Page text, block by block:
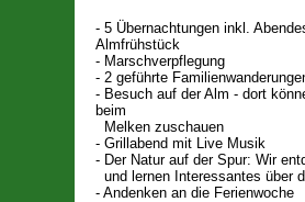
- 5 Übernachtungen inkl.
Almfrühstück
- Marschverpflegung
- 2 geführte
- Besuch auf der Alm - dort
beim
Melken zuschauen
- Grillabend mit Live Musik
- Der Natur auf der Spur: Wir
und lernen Interessantes über
- Andenken an die Ferienwoche